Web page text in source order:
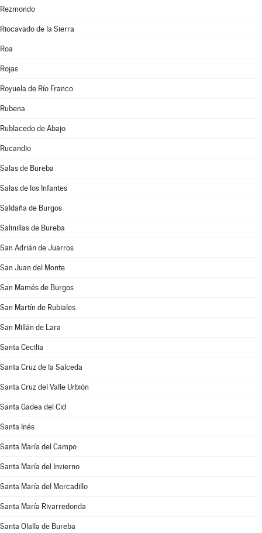
Rezmondo
Riocavado de la Sierra
Roa
Rojas
Royuela de Río Franco
Rubena
Rublacedo de Abajo
Rucandio
Salas de Bureba
Salas de los Infantes
Saldaña de Burgos
Salinillas de Bureba
San Adrián de Juarros
San Juan del Monte
San Mamés de Burgos
San Martín de Rubiales
San Millán de Lara
Santa Cecilia
Santa Cruz de la Salceda
Santa Cruz del Valle Urbión
Santa Gadea del Cid
Santa Inés
Santa María del Campo
Santa María del Invierno
Santa María del Mercadillo
Santa María Rivarredonda
Santa Olalla de Bureba